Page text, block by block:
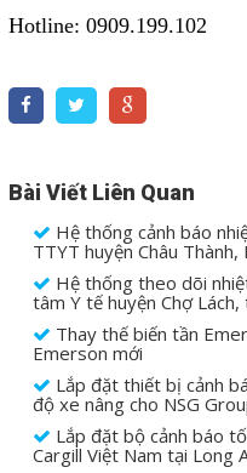
Hotline: 0909.199.102
Bài Viết Liên Quan
Hệ thống cảnh báo
TTYT huyện Châu Thành,
Hệ thống theo dõi
tâm Y tế huyện Chợ
Thay thế biến tần
Emerson mới
Lắp đặt thiết bị cảnh
độ xe nâng cho NSG
Lắp đặt bộ cảnh báo
Cargill Việt Nam tại Long